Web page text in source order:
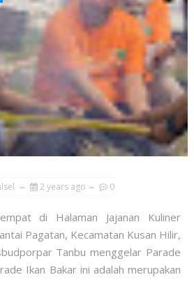
2 years ago 0
di Halaman Jajanan Kuliner
Pagatan, Kecamatan Kusan Hilir,
Tanbu menggelar Parade
Ikan Bakar ini adalah merupakan